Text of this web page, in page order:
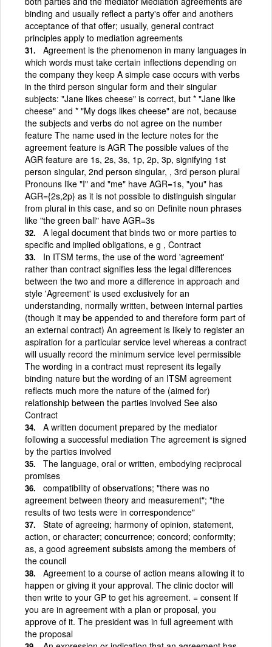
binding and usually reflect a party's offer and anothers
acceptance of that offer; usually, general contract
principles apply to mediation agreements
Agreement is the phenomenon in many languages in
which words must take certain inflections depending on
the company they keep A simple case occurs with verbs
in the third person singular form and their singular
subjects: "Jane likes cheese" is correct, but * "Jane like
cheese" and * "My dogs likes cheese" are not, because
the subjects and verbs do not agree on the number
feature The name used in the lecture notes for the
agreement feature is AGR The possible values of the
AGR feature are 1s, 2s, 3s, 1p, 2p, 3p, signifying 1st
person singular, 2nd person singular, , 3rd person plural
Pronouns like "I" and "me" have AGR=1s, "you" has
AGR={2s,2p} as it is not possible to distinguish singular
from plural in this case, and so on Definite noun phrases
like "the green ball" have AGR=3s
A legal document that binds two or more parties to
specific and implied obligations, e g , Contract
In ITSM terms, the use of the word 'agreement'
rather than contract signifies less the legal differences
between the two and more a difference in approach and
style 'Agreement' is used exclusively for an
understanding, normally written, between internal parties
(though it may be appended to and therefore form part of
an external contract) An agreement is likely to register an
aspiration for a particular service level whereas a contract
will usually record the minimum service level permissible
The wording in a contract must represent its legally
binding nature but the wording of an ITSM agreement
reflects much more the nature of the (aimed for)
relationship between the parties involved See also
Contract
A written document prepared by the mediator
following a successful mediation The agreement is signed
by the parties involved
The language, oral or written, embodying reciprocal
promises
compatibility of observations; "there was no
agreement between theory and measurement"; "the
results of two tests were in correspondence"
State of agreeing; harmony of opinion, statement,
action, or character; concurrence; concord; conformity;
as, a good agreement subsists among the members of
the council
Agreement to a course of action means allowing it to
happen or giving it your approval. The clinic doctor will
then write to your GP to get his agreement. = consent If
you are in agreement with a plan or proposal, you
approve of it. The president was in full agreement with
the proposal